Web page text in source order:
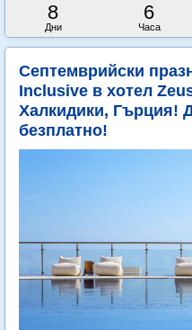
8
Дни
6
Часа
Септемврийски
Inclusive в хотел
Халкидики, Гърция!
безплатно!